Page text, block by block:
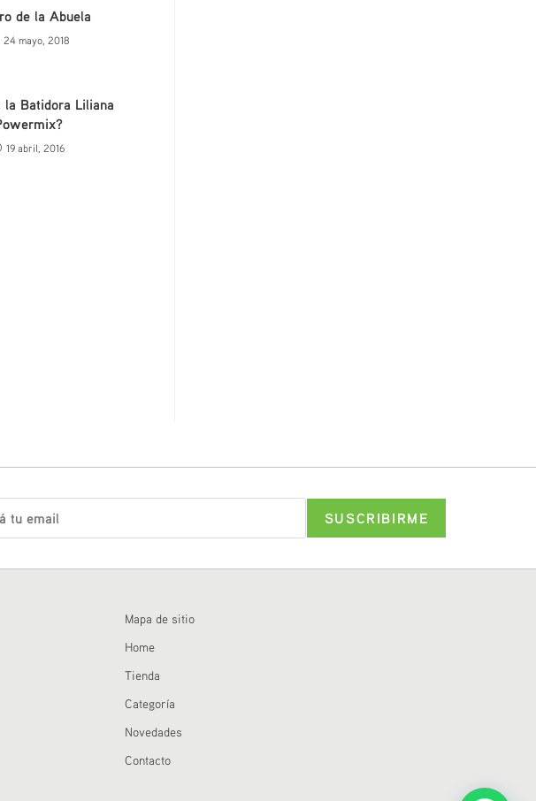
de la Abuela
24 mayo, 2018
la Batidora Liliana
19 abril, 2016
Mapa de sitio
Home
Tienda
Categoría
Novedades
Contacto